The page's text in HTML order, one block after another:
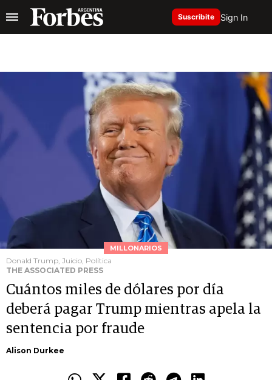
Suscribite Sign In
MILLONARIOS
Donald Trump, Juicio, Política
THE ASSOCIATED PRESS
Cuántos miles de dólares por día
deberá pagar Trump mientras apela la
sentencia por fraude
Alison Durkee